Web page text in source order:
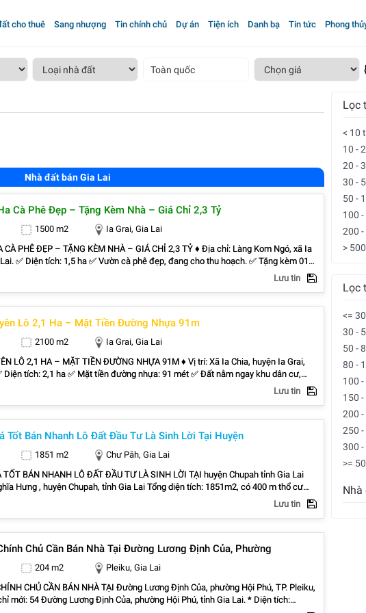
cho thuê Sang nhượng Tin chính chủ Dự án Tiện ích Danh bạ Tin tức Phong
Toàn quốc
Nhà đất bán Gia Lai
Ha Cà Phê Đẹp – Tặng Kèm Nhà – Giá Chỉ 2,3 Tỷ
1500 m2
Ia Grai, Gia Lai
ĐẸP – TẶNG KÈM NHÀ – GIÁ CHỈ 2,3 TỶ ♦ Địa chỉ: Làng Kom Ngó, xã Ia
✅ Tặng kèm 01
✅ Mặt tiền 20m đường nhựa liên xã, giao thông thuận tiện, xe tải ra vào dễ
đầu tư, làm kinh tế hoặc nghỉ dưỡng nhà vườn. ♦ Giá bán: 2,3 tỷ (thương
- Google Maps
Lưu tin
Lô 2,1 Ha – Mặt Tiền Đường Nhựa 91m
2100 m2
Ia Grai, Gia Lai
HA – MẶT TIỀN ĐƯỜNG NHỰA 91M ♦ Vị trí: Xã Ia Chia, huyện Ia Grai,
tiện. ✅ Phù hợp đầu tư, làm trang trại, nhà vườn hoặc tích sản lâu dài. ♦ Giá bán
tiếp.
Lưu tin
Tốt Bán Nhanh Lô Đất Đầu Tư Là Sinh Lời Tại Huyện
1851 m2
Chư Păh, Gia Lai
TỐT BÁN NHANH LÔ ĐẤT ĐẦU TƯ LÀ SINH LỜI TẠI huyện Chupah tỉnh Gia Lai
Hưng , huyện Chupah, tỉnh Gia Lai Tổng diện tích: 1851m2, có 400 m thổ cư
riêng. - Vị trí:
- Tiện ích xung quanh đầy đủ - Khu vực dân cư thân thiện an ninh tốt -
– tiềm năng tăng giá rõ rệt Liên hệ chính chủ:
Lưu tin
Chủ Cần Bán Nhà Tại Đường Lương Định Của, Phường
204 m2
Pleiku, Gia Lai
CHỦ CẦN BÁN NHÀ TẠI Đường Lương Định Của, phường Hội Phú, TP. Pleiku,
mới: 54 Đường Lương Định Của, phường Hội Phú, tỉnh Gia Lai. * Diện tích:
Lọc
< 10
10 -
20 -
30 -
50 -
100
200
>
Lọc
<=
30 -
50 -
80 -
100
150
200 -
250 -
300 -
>=
Nhà